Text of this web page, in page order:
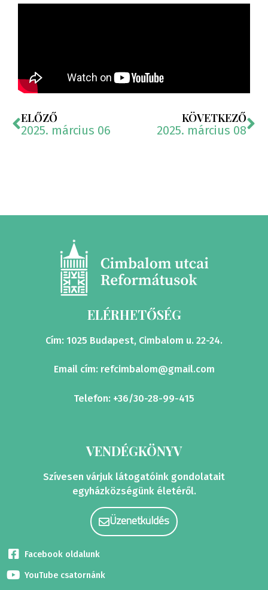
ELŐZŐ
2025. március 06
KÖVETKEZŐ
2025. március 08
ELÉRHETŐSÉG
Cím: 1025 Budapest, Cimbalom u. 22-24.
Email cím: refcimbalom@gmail.com
Telefon: +36/30-28-99-415
VENDÉGKÖNYV
Szívesen várjuk látogatóink gondolatait
egyházközségünk életéről.
Üzenetküldés
Facebook oldalunk
YouTube csatornánk